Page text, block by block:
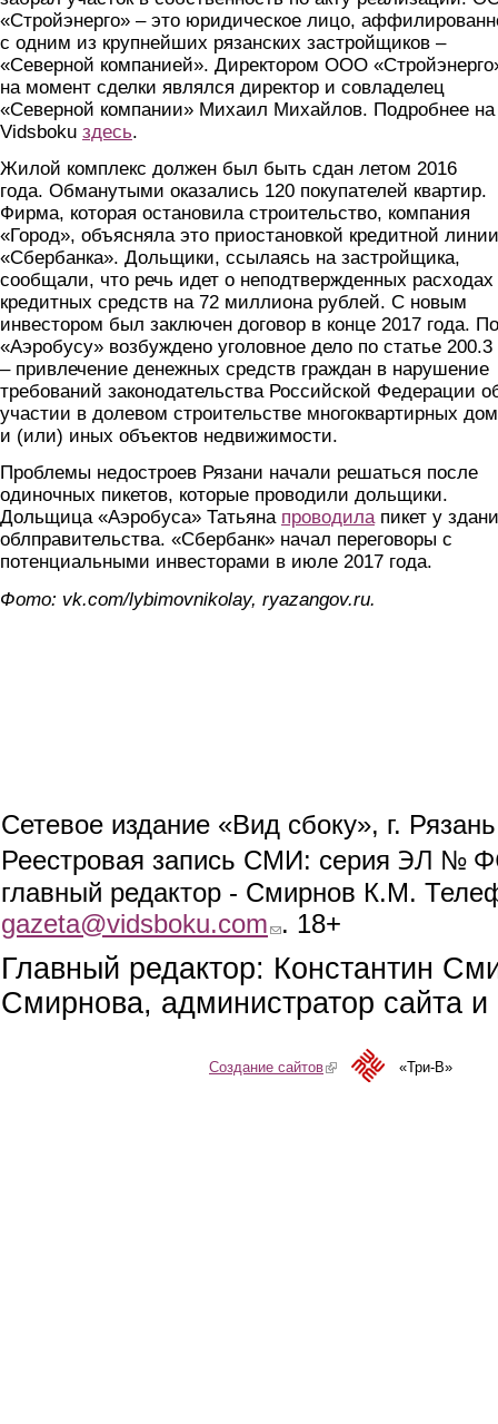
«Стройэнерго» – это юридическое лицо,
с одним из крупнейших рязанских застройщиков –
«Северной компанией». Директором ООО
на момент сделки являлся директор и совладелец
«Северной компании» Михаил Михайлов. Подробнее на
Vidsboku здесь.
Жилой комплекс должен был быть сдан летом 2016
года. Обманутыми оказались 120 покупателей квартир.
Фирма, которая остановила строительство, компания
«Город», объясняла это приостановкой кредитной
«Сбербанка». Дольщики, ссылаясь на застройщика,
сообщали, что речь идет о неподтвержденных расходах
кредитных средств на 72 миллиона рублей. С новым
инвестором был заключен договор в конце 2017 года. По
«Аэробусу» возбуждено уголовное дело по статье
– привлечение денежных средств граждан в нарушение
требований законодательства Российской Федерации
участии в долевом строительстве многоквартирных
и (или) иных объектов недвижимости.
Проблемы недостроев Рязани начали решаться после
одиночных пикетов, которые проводили дольщики.
Дольщица «Аэробуса» Татьяна проводилапикет у
облправительства. «Сбербанк» начал переговоры с
потенциальными инвесторами в июле 2017 года.
Фото: vk.com/lybimovnikolay, ryazangov.ru.
Сетевое издание «Вид сбоку», г.
Реестровая запись СМИ: серия ЭЛ №
главный редактор - Смирнов К.М.
gazeta@vidsboku.com (link sends e-mail)
. 18+
Главный редактор: Константин
Смирнова, администратор сайта
Создание сайтов(link is external)«Три-В»